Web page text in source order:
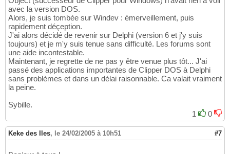
avec la version DOS.
Alors, je suis tombée sur Windev : émerveillement, puis
rapidement déçeption.
J'ai alors décidé de revenir sur Delphi (version 6 et j'y suis
toujours) et je m'y suis tenue sans difficulté. Les forums sont
une aide incontestable.
Maintenant, je regrette de ne pas y être venue plus tôt... J'ai
passé des applications importantes de Clipper DOS à Delphi
sans problèmes et dans un délai raisonnable. Ca valait vraiment
la peine.
Sybille.
1
0
Keke des Iles, le 24/02/2005 à 10h51 #7